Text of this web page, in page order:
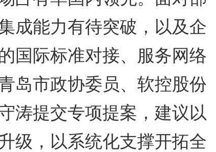
成能力有待突破，以及企
国际标准对接、服务网络
岛市政协委员、软控股份
涛提交专项提案，建议以
级，以系统化支撑开拓全